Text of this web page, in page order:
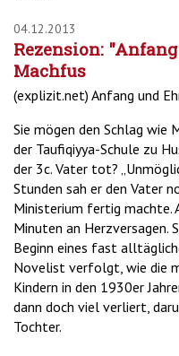
04.12.2013
Rezension:
Machfus
(explizit.net) Anfang und
Sie mögen den Schlag wie
der Taufiqiyya-Schule zu
der 3c. Vater tot?
Stunden sah er den Vater
Ministerium fertig machte.
Minuten an Herzversagen.
Beginn eines fast
Novelist verfolgt, wie die
Kindern in den 1930er
dann doch viel verliert,
Tochter.